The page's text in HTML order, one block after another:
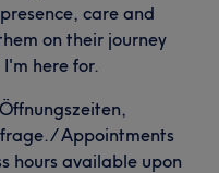
care and
on their journey
here for.
/ Appointments
hours available upon